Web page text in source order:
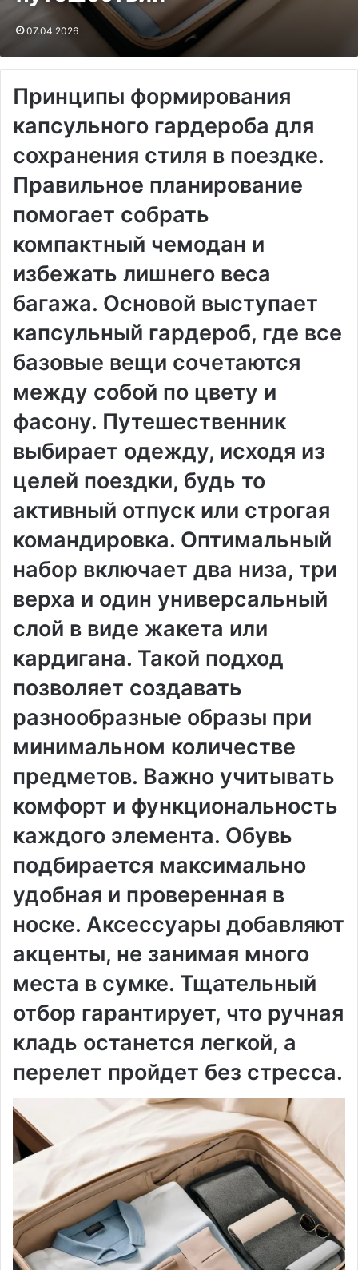
07.04.2026
Принципы формирования
капсульного гардероба для
сохранения стиля в поездке.
Правильное планирование
помогает собрать
компактный чемодан и
избежать лишнего веса
багажа. Основой выступает
капсульный гардероб, где все
базовые вещи сочетаются
между собой по цвету и
фасону. Путешественник
выбирает одежду, исходя из
целей поездки, будь то
активный отпуск или строгая
командировка. Оптимальный
набор включает два низа, три
верха и один универсальный
слой в виде жакета или
кардигана. Такой подход
позволяет создавать
разнообразные образы при
минимальном количестве
предметов. Важно учитывать
комфорт и функциональность
каждого элемента. Обувь
подбирается максимально
удобная и проверенная в
носке. Аксессуары добавляют
акценты, не занимая много
места в сумке. Тщательный
отбор гарантирует, что ручная
кладь останется легкой, а
перелет пройдет без стресса.